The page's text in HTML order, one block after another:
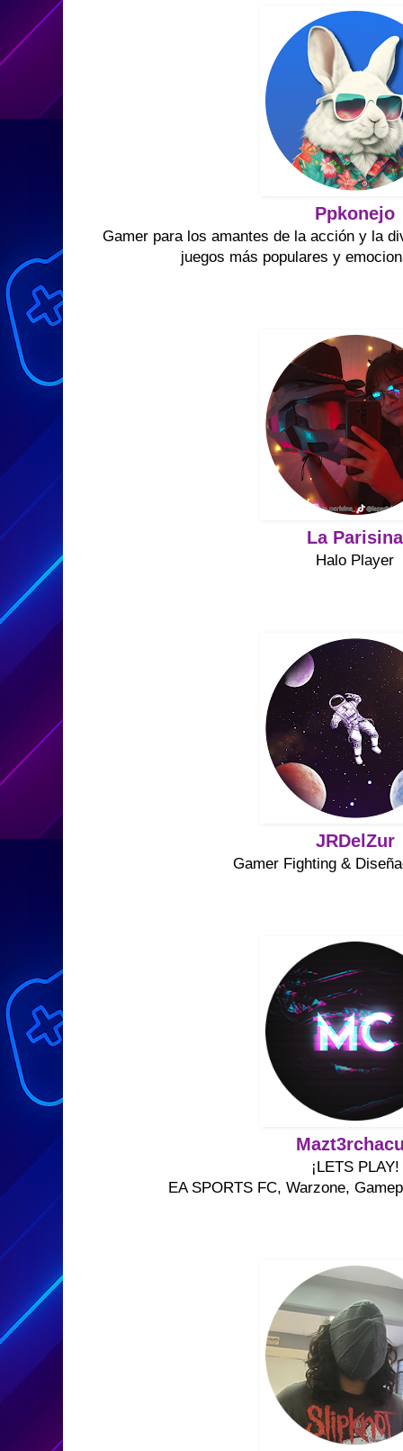
Ppkonejo
Gamer para los amantes de la acción y la
juegos más populares y
La Parisina
Halo Player
JRDelZur
Gamer Fighting &
¡LETS PLAY!
EA SPORTS FC, Warzone,